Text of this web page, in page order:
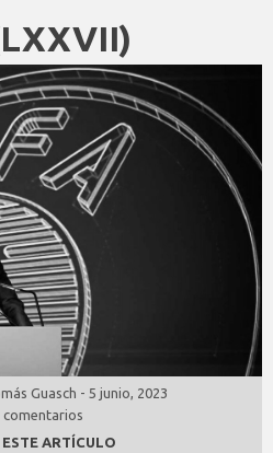
Guasch - 5 junio, 2023
comentarios
ARTÍCULO